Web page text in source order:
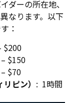
ダーの所在地、
なります。以下
：
$200
$150
$70
ピン） : 1時間